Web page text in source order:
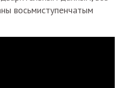
восьмиступенчатым